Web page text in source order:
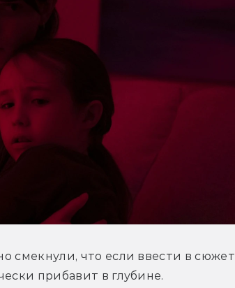
смекнули, что если ввести в сюжет
прибавит в глубине.